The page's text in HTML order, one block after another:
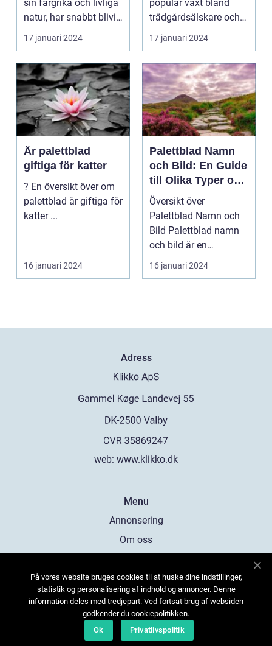
sin färgrika och livliga
natur, har snabbt blivit
en favorit bla...
17 januari 2024
populär växt bland
trädgårdsälskare och
inomhusväxtentusias..
17 januari 2024
Är palettblad
giftiga för katter
? En översikt över om
palettblad är giftiga för
katter ...
16 januari 2024
Palettblad Namn
och Bild: En Guide
till Olika Typer och
Egenskaper
Översikt över
Palettblad Namn och
Bild Palettblad namn
och bild är en
fascinerande
universum av oli...
16 januari 2024
Adress
web: www.klikko.dk
Menu
Annonsering
Om oss
Kontakta oss
Sitemap
På vores website bruges cookies til at huske dine indstillinger,
statistik og personalisering af indhold og annoncer. Denne
information deles med tredjepart. Ved fortsat brug af websiden
godkender du cookiepolitikken.
Ok
Privatlivspolitik